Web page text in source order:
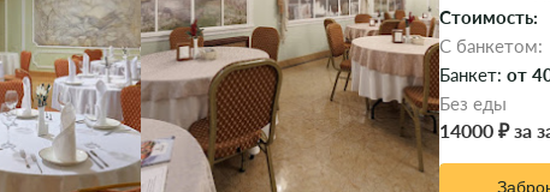
Стоимость:
C банкетом:
Банкет: от
Без еды
14000 ₽ за